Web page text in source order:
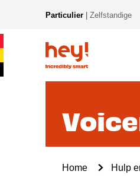
naar
de
inhoud
gaan
Particulier | Zelfstandige
Home Hulp